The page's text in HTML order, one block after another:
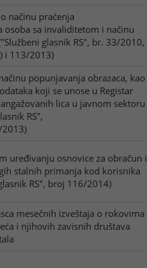
načinu praćenja
osoba sa invaliditetom i načinu
glasnik RS", br. 33/2010,
i 113/2013)
popunjavanja obrazaca, kao
koji se unose u Registar
lica u javnom sektoru
RS",
uređivanju osnovice za obračun i
stalnih primanja kod korisnika
RS", broj 116/2014)
mesečnih izveštaja o rokovima
i njihovih zavisnih društava